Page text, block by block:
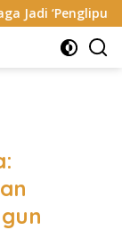
Kedua pada 2027